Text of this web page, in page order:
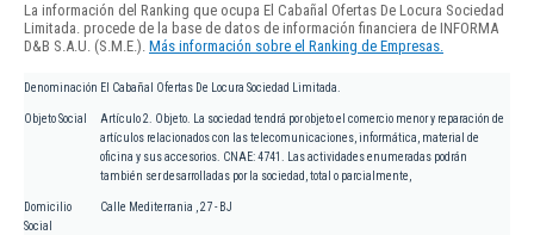
La información del Ranking que ocupa El Cabañal Ofertas De Locura Sociedad
Limitada. procede de la base de datos de información financiera de INFORMA
D&B S.A.U. (S.M.E.). Más información sobre el Ranking de Empresas.
Denominación El Cabañal Ofertas De Locura Sociedad Limitada.
Objeto Social
Artículo 2. Objeto. La sociedad tendrá por objeto el comercio menor y reparación de
artículos relacionados con las telecomunicaciones, informática, material de
oficina y sus accesorios. CNAE: 4741. Las actividades enumeradas podrán
también ser desarrolladas por la sociedad, total o parcialmente,
Domicilio
Social
Calle Mediterrania , 27 - BJ